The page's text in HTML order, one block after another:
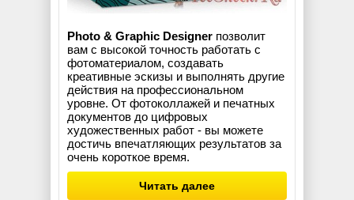
Photo & Graphic Designer позволит
вам с высокой точность работать с
фотоматериалом, создавать
креативные эскизы и выполнять другие
действия на профессиональном
уровне. От фотоколлажей и печатных
документов до цифровых
художественных работ - вы можете
достичь впечатляющих результатов за
очень короткое время.
Читать далее